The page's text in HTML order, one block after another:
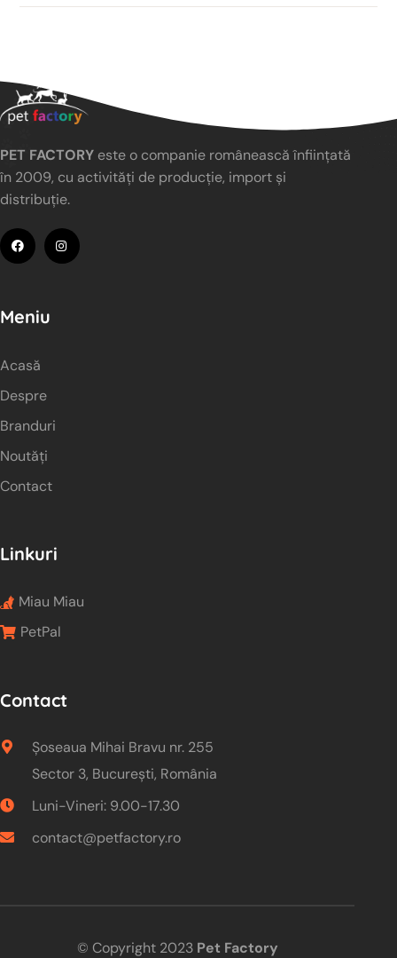
PET FACTORY este o companie românească înființată
în 2009, cu activități de producție, import și
distribuție.
Meniu
Acasă
Despre
Branduri
Noutăți
Contact
Linkuri
Miau Miau
PetPal
Contact
Șoseaua Mihai Bravu nr. 255
Sector 3, București, România
Luni-Vineri: 9.00-17.30
contact@petfactory.ro
© Copyright 2023 Pet Factory